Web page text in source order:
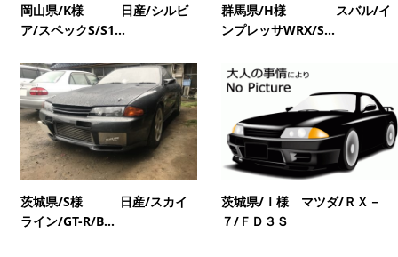
岡山県/K様 日産/シルビ
ア/スペックS/S1...
群馬県/H様 スバル/イ
ンプレッサWRX/S...
茨城県/S様 日産/スカイ
ライン/GT-R/B...
茨城県/Ｉ様 マツダ/ＲＸ－
７/ＦＤ３Ｓ